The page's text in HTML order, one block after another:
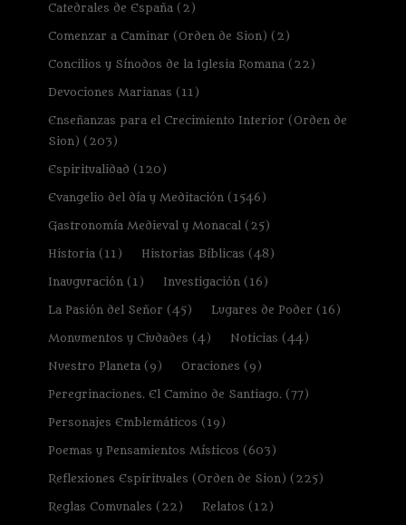
Catedrales de España(2)
Comenzar a Caminar (Orden de Sion) (2)
Concilios y Sínodos de la Iglesia Romana(22)
Devociones Marianas (11)
Enseñanzas para el Crecimiento Interior (Orden de
Sion) (203)
Espiritualidad (120)
Evangelio del día y Meditación(1546)
Gastronomía Medieval y Monacal(25)
Historia(11) Historias Bíblicas (48)
Inauguración(1) Investigación(16)
La Pasión del Señor (45) Lugares de Poder (16)
Monumentos y Ciudades (4) Noticias (44)
Nuestro Planeta(9) Oraciones (9)
Peregrinaciones. El Camino de Santiago.(77)
Personajes Emblemáticos (19)
Poemas y Pensamientos Místicos (603)
Reflexiones Espirituales (Orden de Sion) (225)
Reglas Comunales (22) Relatos (12)